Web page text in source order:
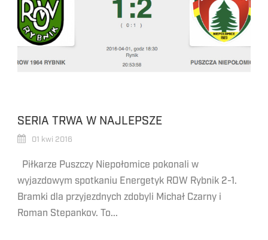
SERIA TRWA W NAJLEPSZE
01 kwi 2016
Piłkarze Puszczy Niepołomice pokonali w
wyjazdowym spotkaniu Energetyk ROW Rybnik 2-1.
Bramki dla przyjezdnych zdobyli Michał Czarny i
Roman Stepankov. To...